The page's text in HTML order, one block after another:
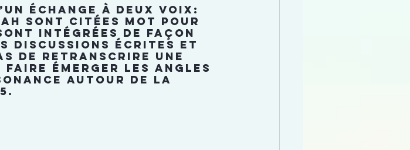
échange à deux voix:
sont citées mot pour
intégrées de façon
discussions écrites et
de retranscrire une
faire émerger les angles
autour de la